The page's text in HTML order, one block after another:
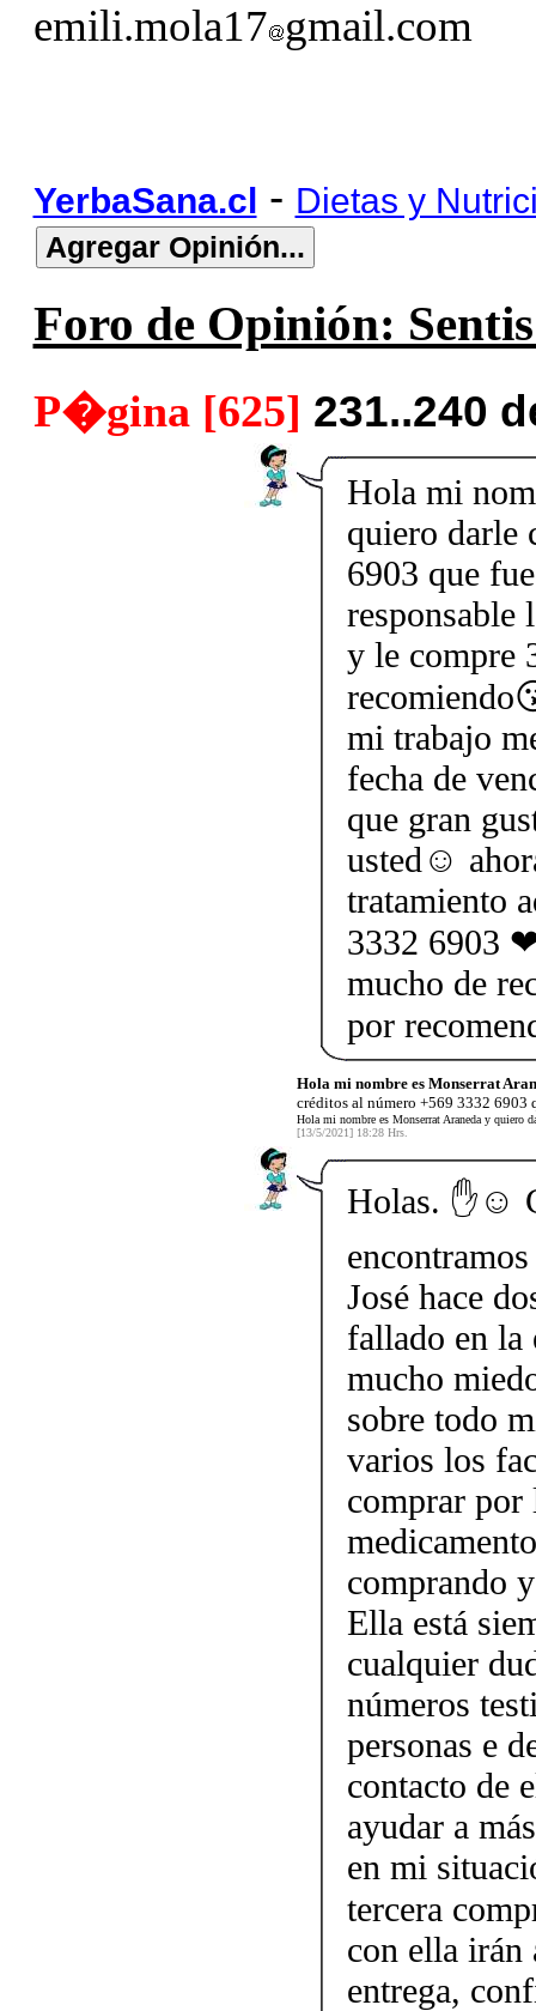
emili.mola17 gmail.com
YerbaSana.cl - Dietas y
Foro de Opinión:
P�gina [625] 231..240
Hola mi
quiero darle
6903 que
responsable
y le compre
mi trabajo
fecha de
que gran
usted☺
tratamiento
3332 6903
mucho de
por
Hola mi nombre es Monserrat
créditos al número +569 3332 6903
Hola mi nombre es Monserrat Araneda y quiero
[13/5/2021] 18:28 Hrs.
Holas. ✋☺️
José hace
fallado en la
mucho
sobre todo
varios los
comprar por
comprando
Ella está
cualquier
números
personas e
contacto de
ayudar a
en mi
tercera
con ella irán
entrega,